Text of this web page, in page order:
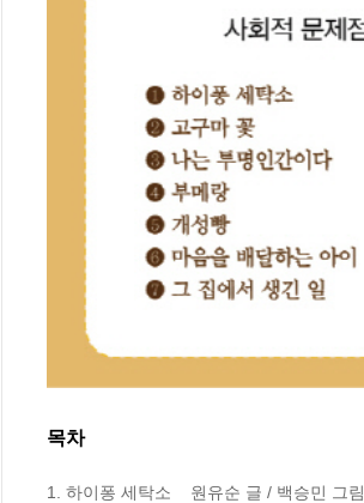
목차
1. 하이퐁 세탁소    원유순 글 / 백승민 그림